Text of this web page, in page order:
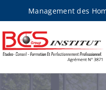
au
contenu
Management des